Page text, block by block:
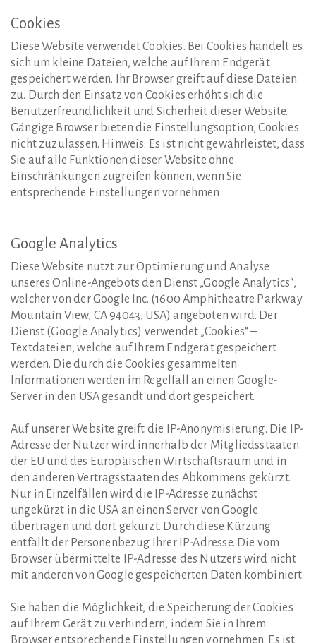
Cookies
Diese Website verwendet Cookies. Bei Cookies handelt es
sich um kleine Dateien, welche auf Ihrem Endgerät
gespeichert werden. Ihr Browser greift auf diese Dateien
zu. Durch den Einsatz von Cookies erhöht sich die
Benutzerfreundlichkeit und Sicherheit dieser Website.
Gängige Browser bieten die Einstellungsoption, Cookies
nicht zuzulassen. Hinweis: Es ist nicht gewährleistet, dass
Sie auf alle Funktionen dieser Website ohne
Einschränkungen zugreifen können, wenn Sie
entsprechende Einstellungen vornehmen.
Google Analytics
Diese Website nutzt zur Optimierung und Analyse
unseres Online-Angebots den Dienst „Google Analytics“,
welcher von der Google Inc. (1600 Amphitheatre Parkway
Mountain View, CA 94043, USA) angeboten wird. Der
Dienst (Google Analytics) verwendet „Cookies“ –
Textdateien, welche auf Ihrem Endgerät gespeichert
werden. Die durch die Cookies gesammelten
Informationen werden im Regelfall an einen Google-
Server in den USA gesandt und dort gespeichert.
Auf unserer Website greift die IP-Anonymisierung. Die IP-
Adresse der Nutzer wird innerhalb der Mitgliedsstaaten
der EU und des Europäischen Wirtschaftsraum und in
den anderen Vertragsstaaten des Abkommens gekürzt.
Nur in Einzelfällen wird die IP-Adresse zunächst
ungekürzt in die USA an einen Server von Google
übertragen und dort gekürzt. Durch diese Kürzung
entfällt der Personenbezug Ihrer IP-Adresse. Die vom
Browser übermittelte IP-Adresse des Nutzers wird nicht
mit anderen von Google gespeicherten Daten kombiniert.
Sie haben die Möglichkeit, die Speicherung der Cookies
auf Ihrem Gerät zu verhindern, indem Sie in Ihrem
Browser entsprechende Einstellungen vornehmen. Es ist